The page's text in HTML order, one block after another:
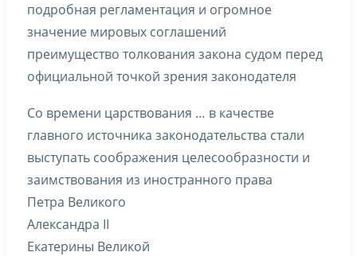
подробная регламентация и огромное
значение мировых соглашений
преимущество толкования закона судом перед
официальной точкой зрения законодателя
Со времени царствования … в качестве
главного источника законодательства стали
выступать соображения целесообразности и
заимствования из иностранного права
Петра Великого
Александра II
Екатерины Великой